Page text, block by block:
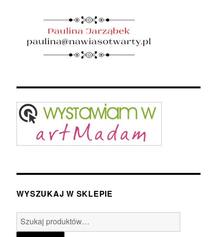
WYSZUKAJ W SKLEPIE
Szukaj: